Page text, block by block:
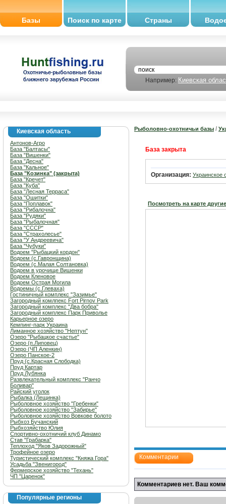
Базы Поиск по карте Страны
Например: Киевская
Киевская область
Антонов-Агро
База "Балтасы"
База "Вишенки"
База "Десна"
База "Кальное"
База "Козинка" (закрыта)
База "Кречет"
База "Куба"
База "Лесная Терраса"
База "Ошитки"
База "Поплавок"
База "Рибалочна"
База "Рудяки"
База "Рыбалочная"
База "СССР"
База "Страхолесье"
База "У Андреевича"
База "Чубуки"
Водоем "Рыбацкий кордон"
Водоем (с.Гавронщина)
Водоем (с.Малая Солтановка)
Водоем в урочище Вишенки
Водоем Кленовое
Водоем Острая Могила
Водоемы (с.Глеваха)
Гостиничный комплекс "Зазимье"
Загородный комлпекс Fort Pirnov Park
Загородный комплекс "Два бобра"
Загородный комплекс Парк Приволье
Карьерное озеро
Кемпинг-парк Украина
Лиманное хозяйство "Нептун"
Озеро "Рыбацкое счастье"
Озеро (п.Липовец)
Озеро (ЧП Аленкин)
Озеро Панское-2
Пруд (с.Красная Слободка)
Пруд Картар
Пруд Лубянка
Развлекательный комплекс "Ранчо
Боливар"
Райский уголок
Рыбалка (Лещинка)
Рыболовное хозяйство "Гребенки"
Рыболовное хозяйство "Забирье"
Рыболовное хозяйство Вовкове болото
Рыбхоз Бучанский
Рыбхозяйство Юлия
Спортивно-охотничий клуб Динамо
Став "Грабарка"
Теплоход "Яков Задорожный"
Трофейное озеро
Туристический комплекс "Княжа Гора"
Усадьба "Звенигород"
Фермерское хозяйство "Техань"
ЧП "Царенок"
Популярные регионы
Рыболовно-охотничьи базы /
База закрыта
Организация: Украинское
Посмотреть на карте
Комментарии
Комментариев нет. Ваш